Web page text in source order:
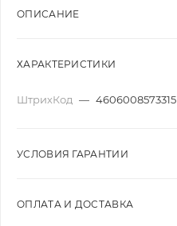
ОПИСАНИЕ
ХАРАКТЕРИСТИКИ
ШтрихКод — 4606008573315
УСЛОВИЯ ГАРАНТИИ
ОПЛАТА И ДОСТАВКА